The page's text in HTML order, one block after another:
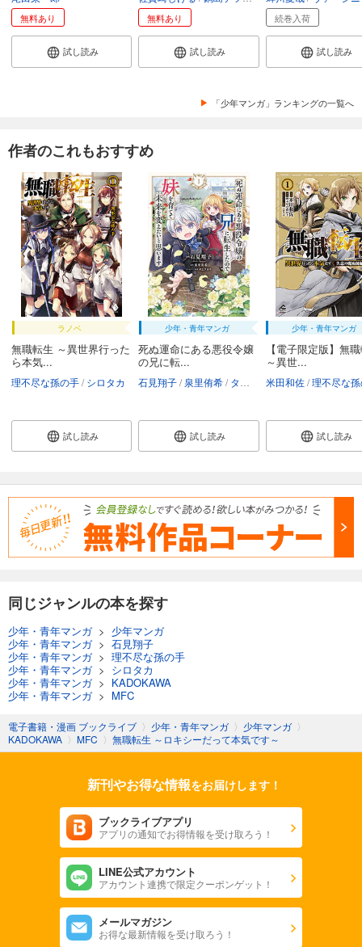
無料あり
試し読み
無料あり
試し読み
続巻入荷
試し読み
「少年マンガ」ランキングの一覧へ
作者のこれもおすすめ
ラノベ
無職転生 ～異世界行った
ら本気...
理不尽な孫の手 シロタカ
試し読み
少年・青年マンガ
死ぬ運命にある悪役令嬢
の兄に転...
石見翔子 泉里侑希 タムラヨウ
試し読み
少年・青年マンガ
【電子限定版】無
～異世...
米田和佐 理不尽な孫
試し読み
同じジャンルの本を探す
少年・青年マンガ> 少年マンガ
少年・青年マンガ> 石見翔子
少年・青年マンガ> 理不尽な孫の手
少年・青年マンガ> シロタカ
少年・青年マンガ> KADOKAWA
少年・青年マンガ> MFC
電子書籍・漫画 ブックライブ 〉 少年・青年マンガ 〉 少年マンガ 〉
KADOKAWA 〉 MFC 〉 無職転生 ～ロキシーだって本気です～
新刊やお得な情報をお届けします！
ブックライブアプリ
アプリの通知でお得情報を受け取ろう！
LINE公式アカウント
アカウント連携で限定クーポンゲット！
メールマガジン
お得な最新情報を受け取ろう！